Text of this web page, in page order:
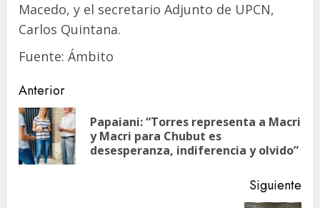
Macedo, y el secretario Adjunto de UPCN,
Carlos Quintana.
Fuente: Ámbito
Navegación
de
entradas
Anterior
Papaiani: “Torres representa a Macri
y Macri para Chubut es
desesperanza, indiferencia y olvido”
Siguiente